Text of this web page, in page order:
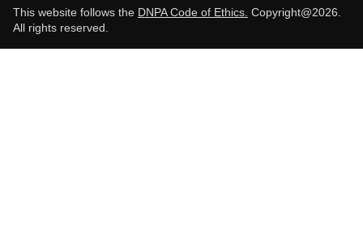
This website follows the DNPA Code of Ethics. Copyright@2026.
All rights reserved.